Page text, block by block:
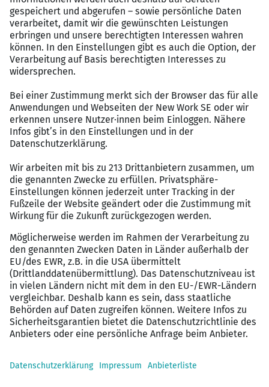
Das sind Ihre Benefits bei diesem
SAP Job
Aktuelle SAP-Technologien wie SAP S/4 HANA,
SAP Sales Cloud und die Möglichkeit sich in
Spannende SAP S/4HANA Roll Out Projekte inkl.
Übernahme der Teilprojektleitung
Eigenverantwortliches Arbeiten im
internationalen Umfeld
SAP-Trainingsundpersönliche Coachings
Einevorbildliche Führungskraft, die einen
coachenden Führungsstil lebt und Sie dabei aktiv
fordert und fördert
Gehalt von bis zu95.000 € p.a.je nach
Qualifikation
Flexible Arbeitszeitenundmobiles Arbeiten